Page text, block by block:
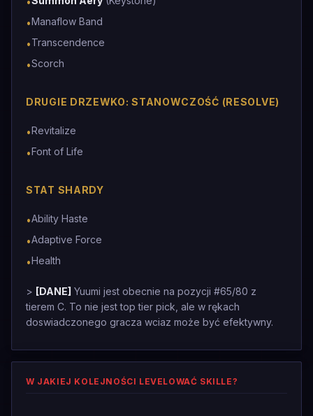
•Manaflow Band
•Transcendence
•Scorch
DRUGIE DRZEWKO: STANOWCZOŚĆ (RESOLVE)
•Revitalize
•Font of Life
STAT SHARDY
•Ability Haste
•Adaptive Force
•Health
> [DANE] Yuumi jest obecnie na pozycji #65/80 z
tierem C. To nie jest top tier pick, ale w rękach
doswiadczonego gracza wciaz może być efektywny.
W JAKIEJ KOLEJNOŚCI LEVELOWAĆ SKILLE?